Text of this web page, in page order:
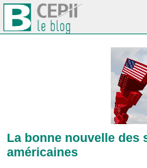
La bonne nouvelle des
américaines